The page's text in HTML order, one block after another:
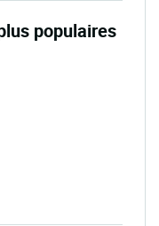
populaires